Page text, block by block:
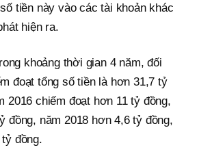
tiền này vào các tài khoản khác
hiện ra.
khoảng thời gian 4 năm, đối
đoạt tổng số tiền là hơn 31,7 tỷ
2016 chiếm đoạt hơn 11 tỷ đồng,
đồng, năm 2018 hơn 4,6 tỷ đồng,
đồng.